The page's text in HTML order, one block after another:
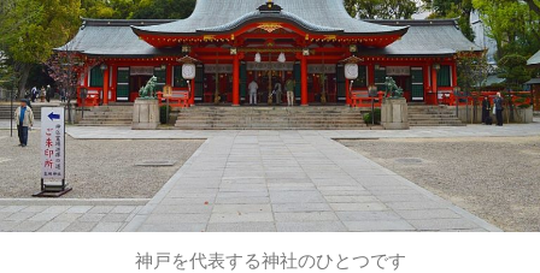
神戸を代表する神社のひとつです